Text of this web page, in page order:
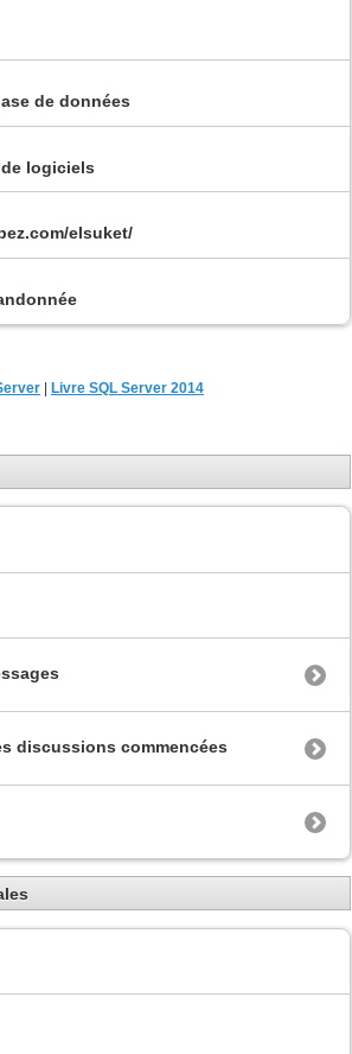
de données
logiciels
elsuket/
Livre SQL Server 2014
discussions commencées